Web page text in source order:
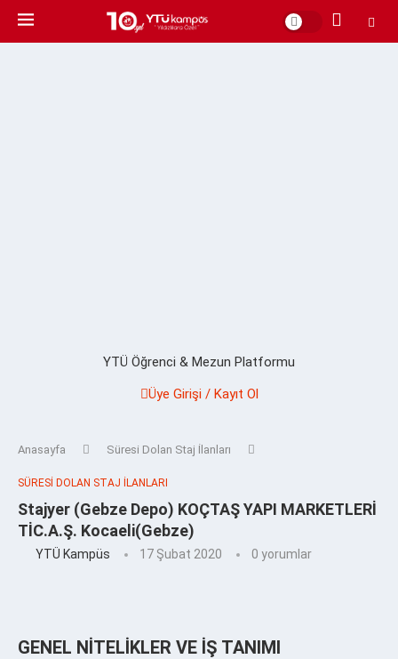
YTÜ Öğrenci & Mezun Platformu
Üye Girişi / Kayıt Ol
Anasayfa Süresi Dolan Staj İlanları
SÜRESI DOLAN STAJ İLANLARI
Stajyer (Gebze Depo) KOÇTAŞ YAPI MARKETLERİ
TİC.A.Ş. Kocaeli(Gebze)
YTÜ Kampüs 17 Şubat 2020 0 yorumlar
GENEL NİTELİKLER VE İŞ TANIMI